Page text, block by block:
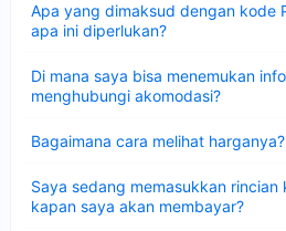
Apa yang dimaksud dengan kode
apa ini diperlukan?
Di mana saya bisa menemukan
menghubungi akomodasi?
Bagaimana cara melihat harganya?
Saya sedang memasukkan
kapan saya akan membayar?